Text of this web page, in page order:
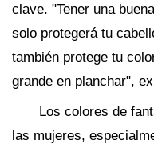
clave. "Tener una
solo protegerá tu
también protege tu
grande en planchar",
Los colores de
las mujeres,